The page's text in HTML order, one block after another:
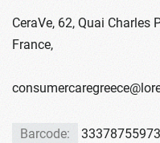
CeraVe, 62, Quai
France,
Barcode: